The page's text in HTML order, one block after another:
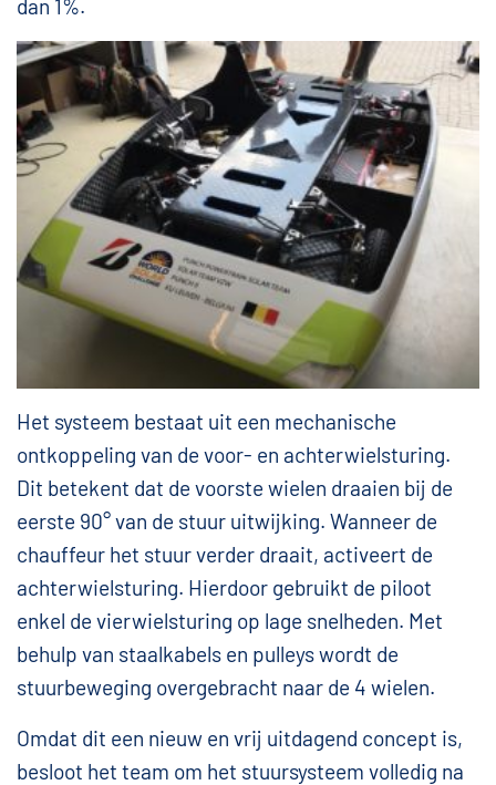
dan 1%.
Het systeem bestaat uit een mechanische
ontkoppeling van de voor- en achterwielsturing.
Dit betekent dat de voorste wielen draaien bij de
eerste 90° van de stuur uitwijking. Wanneer de
chauffeur het stuur verder draait, activeert de
achterwielsturing. Hierdoor gebruikt de piloot
enkel de vierwielsturing op lage snelheden. Met
behulp van staalkabels en pulleys wordt de
stuurbeweging overgebracht naar de 4 wielen.
Omdat dit een nieuw en vrij uitdagend concept is,
besloot het team om het stuursysteem volledig na